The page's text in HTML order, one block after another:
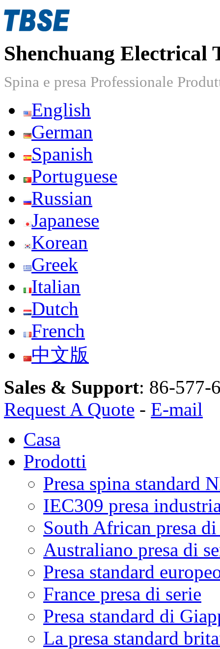
Shenchuang Electrical
Spina e presa Professionale
English
German
Spanish
Portuguese
Russian
Japanese
Korean
Greek
Italian
Dutch
French
中文版
Sales & Support: 86-577-
Request A Quote - E-mail
Casa
Prodotti
Presa spina standard
IEC309 presa
South African presa di
Australiano presa di
Presa standard
France presa di serie
Presa standard di
La presa standard